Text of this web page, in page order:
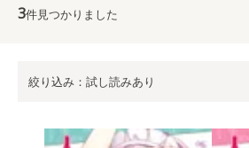
3件見つかりました
絞り込み：試し読みあり